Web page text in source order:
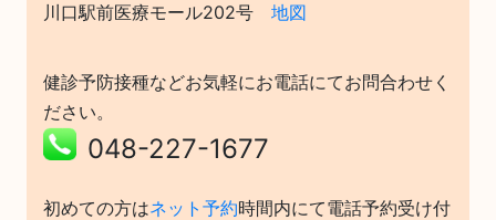
川口駅前医療モール202号 地図
健診予防接種などお気軽にお電話にてお問合わせく
ださい。
048-227-1677
初めての方はネット予約時間内にて電話予約受け付